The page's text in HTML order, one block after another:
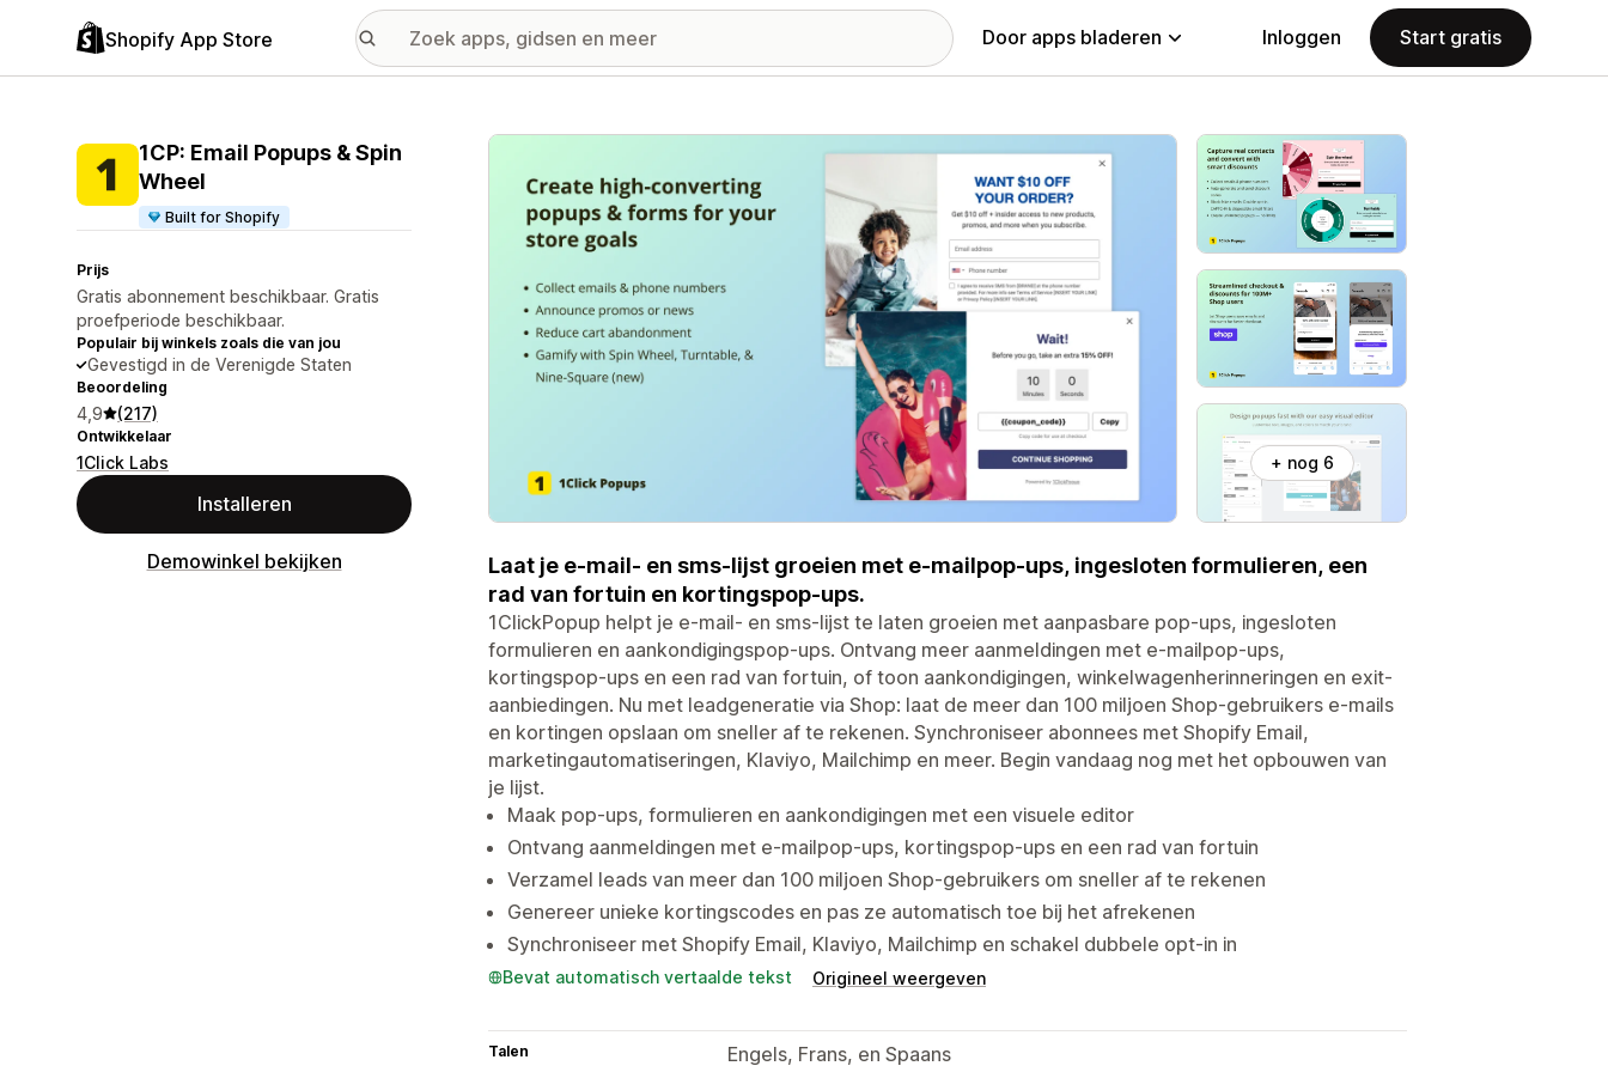
Shopify App Store Door apps bladeren Inloggen Start gratis
1CP: Email Popups & Spin
Wheel
Built for Shopify
Prijs
Gratis abonnement beschikbaar. Gratis
proefperiode beschikbaar.
Populair bij winkels zoals die van jou
Gevestigd in de Verenigde Staten
Beoordeling
4,9 (217)
Ontwikkelaar
1Click Labs
Installeren
Demowinkel bekijken
Galerij met uitgelichte afbeeldingen
+ nog 6
Laat je e-mail- en sms-lijst groeien met e-mailpop-ups, ingesloten formulieren, een
rad van fortuin en kortingspop-ups.
1ClickPopup helpt je e-mail- en sms-lijst te laten groeien met aanpasbare pop-ups, ingesloten
formulieren en aankondigingspop-ups. Ontvang meer aanmeldingen met e-mailpop-ups,
kortingspop-ups en een rad van fortuin, of toon aankondigingen, winkelwagenherinneringen en exit-
aanbiedingen. Nu met leadgeneratie via Shop: laat de meer dan 100 miljoen Shop-gebruikers e-mails
en kortingen opslaan om sneller af te rekenen. Synchroniseer abonnees met Shopify Email,
marketingautomatiseringen, Klaviyo, Mailchimp en meer. Begin vandaag nog met het opbouwen van
je lijst.
Maak pop-ups, formulieren en aankondigingen met een visuele editor
Ontvang aanmeldingen met e-mailpop-ups, kortingspop-ups en een rad van fortuin
Verzamel leads van meer dan 100 miljoen Shop-gebruikers om sneller af te rekenen
Genereer unieke kortingscodes en pas ze automatisch toe bij het afrekenen
Synchroniseer met Shopify Email, Klaviyo, Mailchimp en schakel dubbele opt-in in
Bevat automatisch vertaalde tekst Origineel weergeven
Talen
Engels, Frans, en Spaans